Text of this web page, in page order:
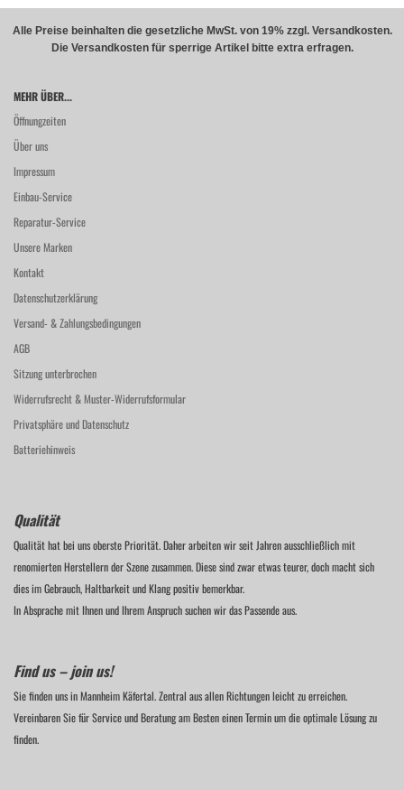
Alle Preise beinhalten die gesetzliche MwSt. von 19% zzgl. Versandkosten.
Die Versandkosten für sperrige Artikel bitte extra erfragen.
MEHR ÜBER...
Öffnungzeiten
Über uns
Impressum
Einbau-Service
Reparatur-Service
Unsere Marken
Kontakt
Datenschutzerklärung
Versand- & Zahlungsbedingungen
AGB
Sitzung unterbrochen
Widerrufsrecht & Muster-Widerrufsformular
Privatsphäre und Datenschutz
Batteriehinweis
Qualität
Qualität hat bei uns oberste Priorität. Daher arbeiten wir seit Jahren ausschließlich mit
renomierten Herstellern der Szene zusammen. Diese sind zwar etwas teurer, doch macht sich
dies im Gebrauch, Haltbarkeit und Klang positiv bemerkbar.
In Absprache mit Ihnen und Ihrem Anspruch suchen wir das Passende aus.
Find us – join us!
Sie finden uns in Mannheim Käfertal. Zentral aus allen Richtungen leicht zu erreichen.
Vereinbaren Sie für Service und Beratung am Besten einen Termin um die optimale Lösung zu
finden.